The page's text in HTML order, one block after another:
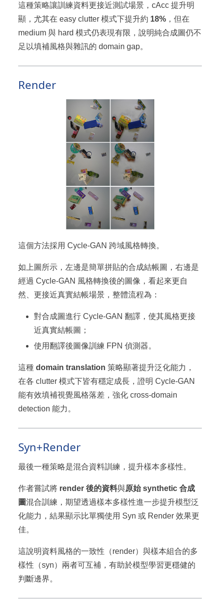
這種策略讓訓練資料更接近測試場景，cAcc 提升明
顯，尤其在 easy clutter 模式下提升約 18% ，但在
medium 與 hard 模式仍表現有限，說明純合成圖仍不
足以填補風格與雜訊的 domain gap。
Render
這個方法採用 Cycle-GAN 跨域風格轉換。
如上圖所示，左邊是簡單拼貼的合成結帳圖，右邊是
經過 Cycle-GAN 風格轉換後的圖像，看起來更自
然、更接近真實結帳場景，整體流程為：
對合成圖進行 Cycle-GAN 翻譯，使其風格更接
近真實結帳圖；
使用翻譯後圖像訓練 FPN 偵測器。
這種domain translation 策略顯著提升泛化能力，
在各 clutter 模式下皆有穩定成長，證明 Cycle-GAN
能有效填補視覺風格落差，強化 cross-domain
detection 能力。
Syn+Render
最後一種策略是混合資料訓練，提升樣本多樣性。
作者嘗試將 render 後的資料與原始 synthetic 合成
圖混合訓練，期望透過樣本多樣性進一步提升模型泛
化能力，結果顯示比單獨使用 Syn 或 Render 效果更
佳。
這說明資料風格的一致性（render）與樣本組合的多
樣性（syn）兩者可互補，有助於模型學習更穩健的
判斷邊界。